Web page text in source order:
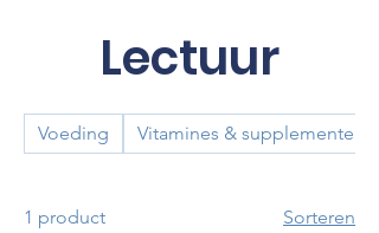
Lectuur
Voeding Vitamines & supplementen
1 product Sorteren